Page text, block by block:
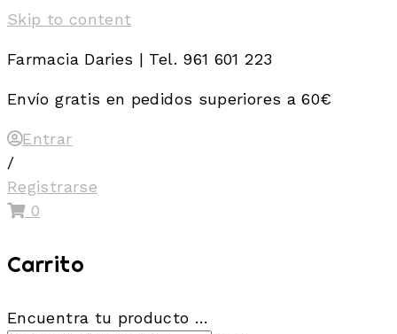
Skip to content
Farmacia Daries | Tel. 961 601 223
Envío gratis en pedidos superiores a 60€
Entrar
/
Registrarse
0
Carrito
Encuentra tu producto …